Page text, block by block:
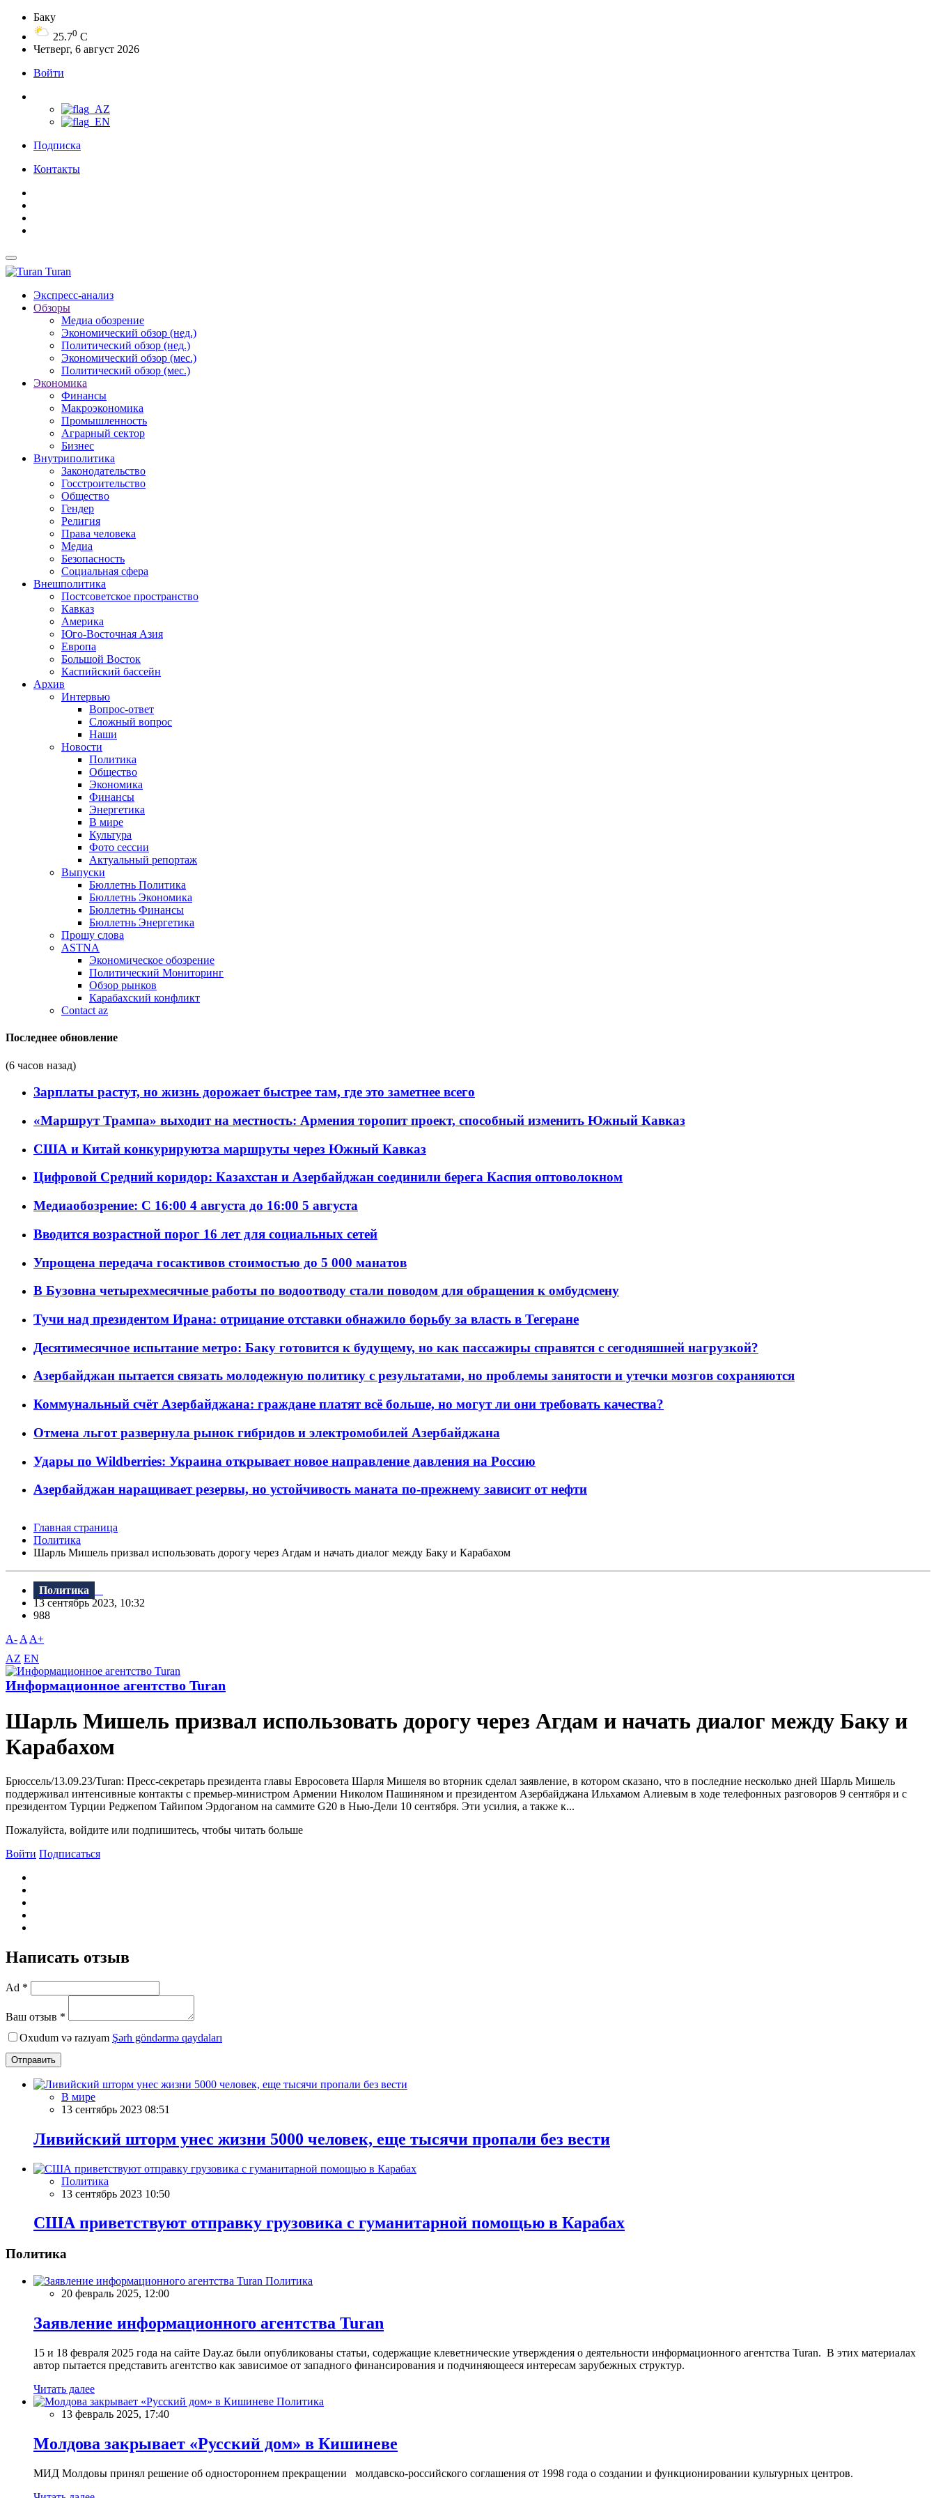
Баку
25.70 C
Четверг, 6 август 2026
Войти
Подписка
Контакты
Turan
Экспресс-анализ
Обзоры
Медиа обозрение
Экономический обзор (нед.)
Политический обзор (нед.)
Экономический обзор (мес.)
Политический обзор (мес.)
Экономика
Финансы
Макроэкономика
Промышленность
Аграрный сектор
Бизнес
Внутриполитика
Законодательство
Госстроительство
Общество
Гендер
Религия
Права человека
Медиа
Безопасность
Социальная сфера
Внешполитика
Постсоветское пространство
Кавказ
Америка
Юго-Восточная Азия
Европа
Большой Восток
Каспийский бассейн
Архив
Интервью
Вопрос-ответ
Сложный вопрос
Наши
Новости
Политика
Общество
Экономика
Финансы
Энергетика
В мире
Культура
Фото сессии
Актуальный репортаж
Выпуски
Бюллетнь Политика
Бюллетнь Экономика
Бюллетнь Финансы
Бюллетнь Энергетика
Прошу слова
ASTNA
Экономическое обозрение
Политический Мониторинг
Обзор рынков
Карабахский конфликт
Contact az
Последнее обновление
(6 часов назад)
Зарплаты растут, но жизнь дорожает быстрее там, где это заметнее всего
«Маршрут Трампа» выходит на местность: Армения торопит проект, способный изменить Южный Кавказ
США и Китай конкурируютза маршруты через Южный Кавказ
Цифровой Средний коридор: Казахстан и Азербайджан соединили берега Каспия оптоволокном
Медиаобозрение: С 16:00 4 августа до 16:00 5 августа
Вводится возрастной порог 16 лет для социальных сетей
Упрощена передача госактивов стоимостью до 5 000 манатов
В Бузовна четырехмесячные работы по водоотводу стали поводом для обращения к омбудсмену
Тучи над президентом Ирана: отрицание отставки обнажило борьбу за власть в Тегеране
Десятимесячное испытание метро: Баку готовится к будущему, но как пассажиры справятся с сегодняшней нагрузкой?
Азербайджан пытается связать молодежную политику с результатами, но проблемы занятости и утечки мозгов сохраняются
Коммунальный счёт Азербайджана: граждане платят всё больше, но могут ли они требовать качества?
Отмена льгот развернула рынок гибридов и электромобилей Азербайджана
Удары по Wildberries: Украина открывает новое направление давления на Россию
Азербайджан наращивает резервы, но устойчивость маната по-прежнему зависит от нефти
Главная страница
Политика
Шарль Мишель призвал использовать дорогу через Агдам и начать диалог между Баку и Карабахом
Политика
13 сентябрь 2023, 10:32
988
A- A A+
AZ EN
Информационное агентство Turan
Шарль Мишель призвал использовать дорогу через Агдам и начать диалог между Баку и
Карабахом
Брюссель/13.09.23/Turan: Пресс-секретарь президента главы Евросовета Шарля Мишеля во вторник сделал заявление, в котором сказано, что в последние несколько дней Шарль Мишель
поддерживал интенсивные контакты с премьер-министром Армении Николом Пашиняном и президентом Азербайджана Ильхамом Алиевым в ходе телефонных разговоров 9 сентября и с
президентом Турции Реджепом Тайипом Эрдоганом на саммите G20 в Нью-Дели 10 сентября. Эти усилия, а также к...
Пожалуйста, войдите или подпишитесь, чтобы читать больше
Войти Подписаться
Написать отзыв
Ad *
Ваш отзыв *
Oxudum və razıyam Şərh göndərmə qaydaları
Отправить
В мире
13 сентябрь 2023 08:51
Ливийский шторм унес жизни 5000 человек, еще тысячи пропали без вести
Политика
13 сентябрь 2023 10:50
США приветствуют отправку грузовика с гуманитарной помощью в Карабах
Политика
Политика
20 февраль 2025, 12:00
Заявление информационного агентства Turan
15 и 18 февраля 2025 года на сайте Day.az были опубликованы статьи, содержащие клеветнические утверждения о деятельности информационного агентства Turan. В этих материалах
автор пытается представить агентство как зависимое от западного финансирования и подчиняющееся интересам зарубежных структур.
Читать далее
Политика
13 февраль 2025, 17:40
Молдова закрывает «Русский дом» в Кишиневе
МИД Молдовы принял решение об одностороннем прекращении молдавско-российского соглашения от 1998 года о создании и функционировании культурных центров.